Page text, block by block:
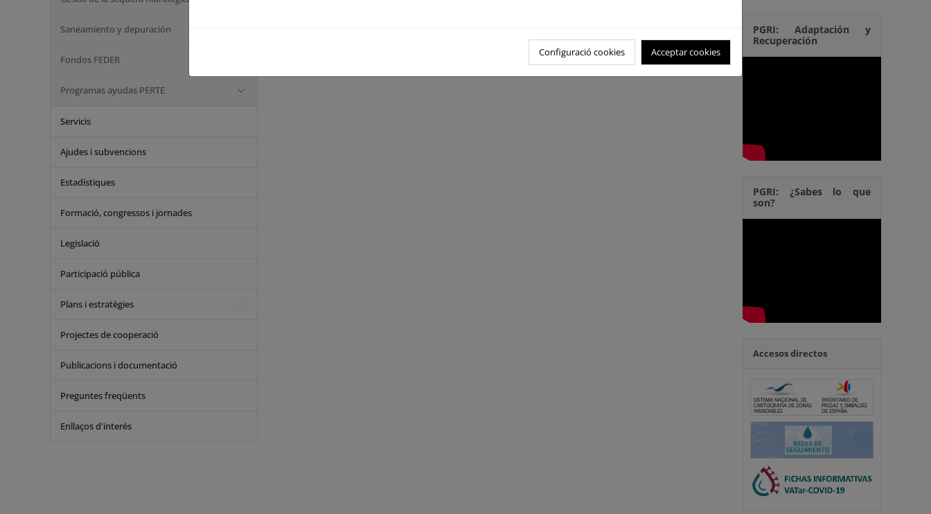
Saneamiento y depuración
Fondos FEDER
Programas ayudas PERTE
Servicis
Ajudes i subvencions
Estadístiques
Formació, congressos i jornades
Legislació
Participació pública
Plans i estratègies
Projectes de cooperació
Publicacions i documentació
Preguntes freqüents
Enllaços d'interés
PGRI: Adaptación y
Recuperación
PGRI: ¿Sabes lo que
son?
Accesos directos
Configuració cookies Acceptar cookies